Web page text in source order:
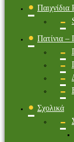
Πατίνια –
Σχολικά